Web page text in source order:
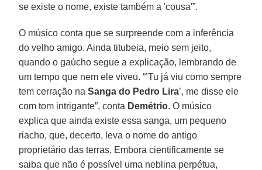
se existe o nome, existe também a 'cousa'”.
O músico conta que se surpreende com a inferência
do velho amigo. Ainda titubeia, meio sem jeito,
quando o gaúcho segue a explicação, lembrando de
um tempo que nem ele viveu. “’Tu já viu como sempre
tem cerração naSanga do Pedro Lira’, me disse ele
com tom intrigante”, conta Demétrio. O músico
explica que ainda existe essa sanga, um pequeno
riacho, que, decerto, leva o nome do antigo
proprietário das terras. Embora cientificamente se
saiba que não é possível uma neblina perpétua,